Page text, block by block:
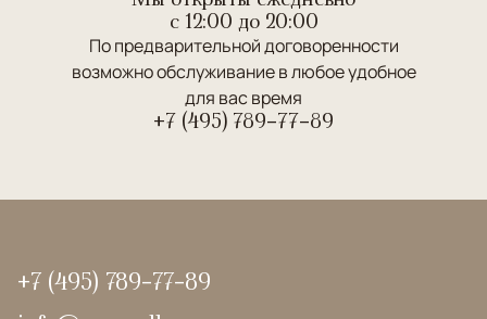
c 12:00 до 20:00
По предварительной договоренности
возможно обслуживание в любое удобное
для вас время
+7 (495) 789-77-89
+7 (495) 789-77-89